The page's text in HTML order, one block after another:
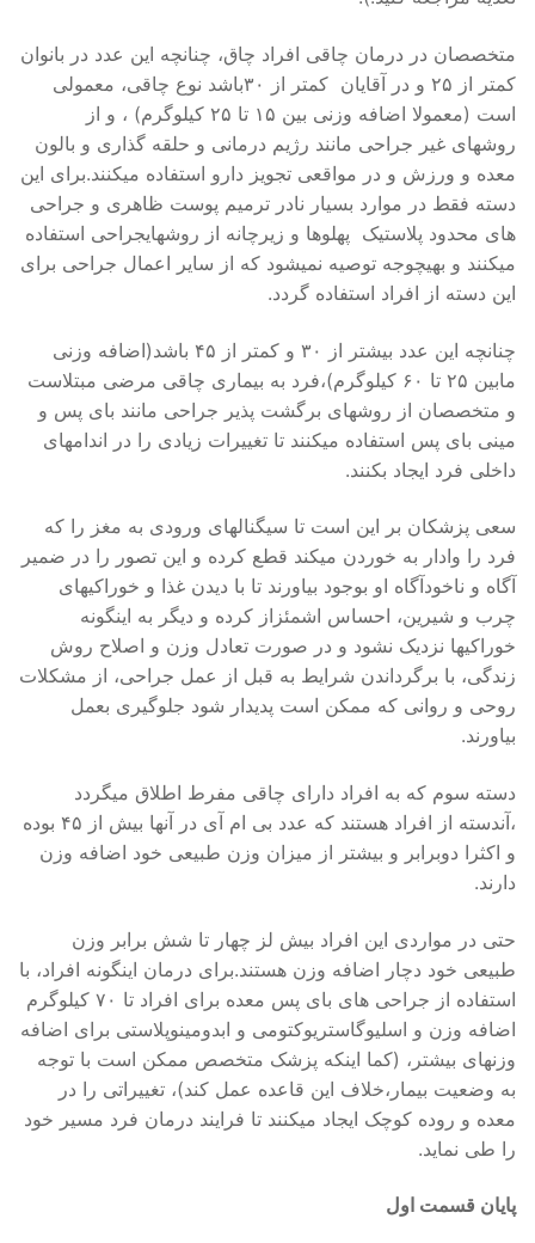
متخصصان در درمان چاقی افراد چاق، چنانچه این عدد در بانوان
کمتر از ۲۵ و در آقایان کمتر از ۳۰باشد نوع چاقی، معمولی
است (معمولا اضافه وزنی بین ۱۵ تا ۲۵ کیلوگرم) ، و از
روشهای غیر جراحی مانند رژیم درمانی و حلقه گذاری و بالون
معده و ورزش و در مواقعی تجویز دارو استفاده میکنند.برای این
دسته فقط در موارد بسیار نادر ترمیم پوست ظاهری و جراحی
های محدود پلاستیک پهلوها و زیرچانه از روشهایجراحی استفاده
میکنند و بهیچوجه توصیه نمیشود که از سایر اعمال جراحی برای
این دسته از افراد استفاده گردد.
چنانچه این عدد بیشتر از ۳۰ و کمتر از ۴۵ باشد(اضافه وزنی
مابین ۲۵ تا ۶۰ کیلوگرم)،فرد به بیماری چاقی مرضی مبتلاست
و متخصصان از روشهای برگشت پذیر جراحی مانند بای پس و
مینی بای پس استفاده میکنند تا تغییرات زیادی را در اندامهای
داخلی فرد ایجاد بکنند.
سعی پزشکان بر این است تا سیگنالهای ورودی به مغز را که
فرد را وادار به خوردن میکند قطع کرده و این تصور را در ضمیر
آگاه و ناخودآگاه او بوجود بیاورند تا با دیدن غذا و خوراکیهای
چرب و شیرین، احساس اشمئزاز کرده و دیگر به اینگونه
خوراکیها نزدیک نشود و در صورت تعادل وزن و اصلاح روش
زندگی، با برگرداندن شرایط به قبل از عمل جراحی، از مشکلات
روحی و روانی که ممکن است پدیدار شود جلوگیری بعمل
بیاورند.
دسته سوم که به افراد دارای چاقی مفرط اطلاق میگردد
،آندسته از افراد هستند که عدد بی ام آی در آنها بیش از ۴۵ بوده
و اکثرا دوبرابر و بیشتر از میزان وزن طبیعی خود اضافه وزن
دارند.
حتی در مواردی این افراد بیش لز چهار تا شش برابر وزن
طبیعی خود دچار اضافه وزن هستند.برای درمان اینگونه افراد، با
استفاده از جراحی های بای پس معده برای افراد تا ۷۰ کیلوگرم
اضافه وزن و اسلیوگاستریوکتومی و ابدومینوپلاستی برای اضافه
وزنهای بیشتر، (کما اینکه پزشک متخصص ممکن است با توجه
به وضعیت بیمار،خلاف این قاعده عمل کند)، تغییراتی را در
معده و روده کوچک ایجاد میکنند تا فرایند درمان فرد مسیر خود
را طی نماید.
پایان قسمت اول